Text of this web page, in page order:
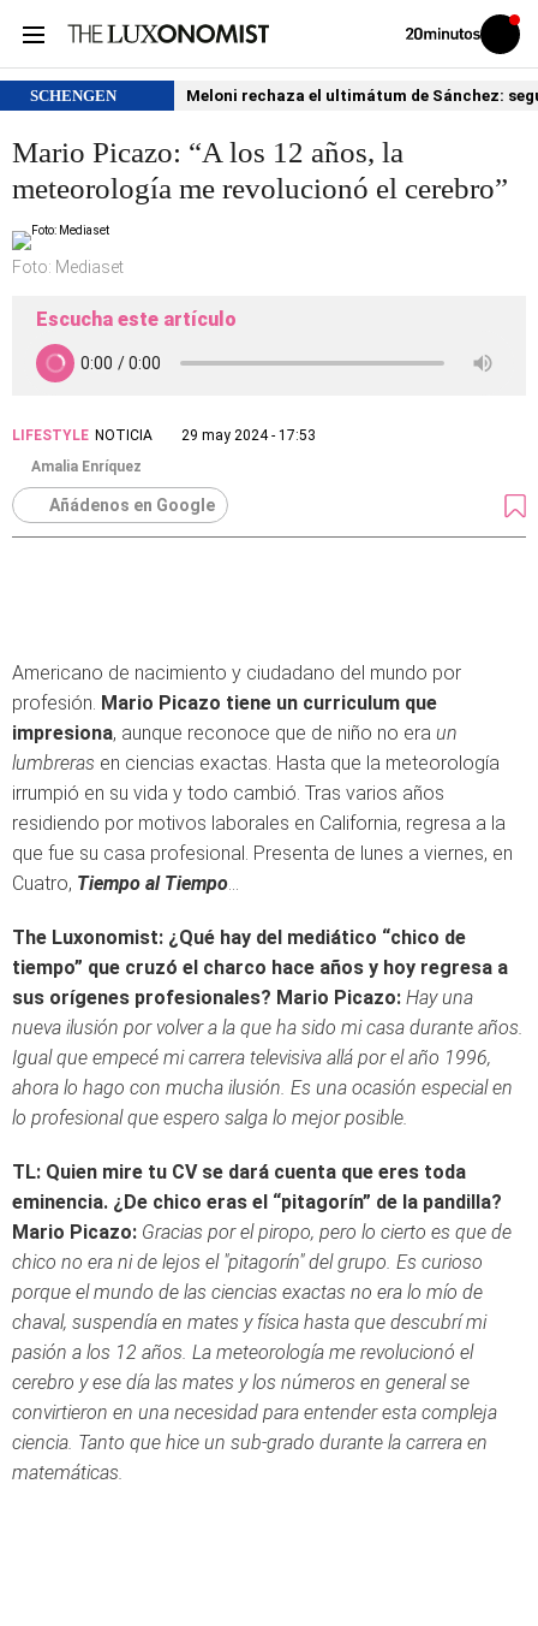
Volver
Iniciar
sesión
SCHENGEN Meloni rechaza el ultimátum de Sánchez:
Mario Picazo: “A los 12 años, la
meteorología me revolucionó el cerebro”
Foto: Mediaset
Escucha este artículo
LIFESTYLE NOTICIA
29 may 2024 - 17:53
Amalia Enríquez
Añádenos en Google
Americano de nacimiento y ciudadano del mundo por
profesión. Mario Picazo tiene un curriculum que
impresiona, aunque reconoce que de niño no era un
lumbreras en ciencias exactas. Hasta que la meteorología
irrumpió en su vida y todo cambió. Tras varios años
residiendo por motivos laborales en California, regresa a la
que fue su casa profesional. Presenta de lunes a viernes, en
Cuatro, Tiempo al Tiempo…
The Luxonomist: ¿Qué hay del mediático “chico de
tiempo” que cruzó el charco hace años y hoy regresa a
sus orígenes profesionales? Mario Picazo: Hay una
nueva ilusión por volver a la que ha sido mi casa durante años.
Igual que empecé mi carrera televisiva allá por el año 1996,
ahora lo hago con mucha ilusión. Es una ocasión especial en
lo profesional que espero salga lo mejor posible.
TL: Quien mire tu CV se dará cuenta que eres toda
eminencia. ¿De chico eras el “pitagorín” de la pandilla?
Mario Picazo: Gracias por el piropo, pero lo cierto es que de
chico no era ni de lejos el "pitagorín" del grupo. Es curioso
porque el mundo de las ciencias exactas no era lo mío de
chaval, suspendía en mates y física hasta que descubrí mi
pasión a los 12 años. La meteorología me revolucionó el
cerebro y ese día las mates y los números en general se
convirtieron en una necesidad para entender esta compleja
ciencia. Tanto que hice un sub-grado durante la carrera en
matemáticas.